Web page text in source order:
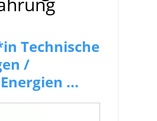
Technische
/
...